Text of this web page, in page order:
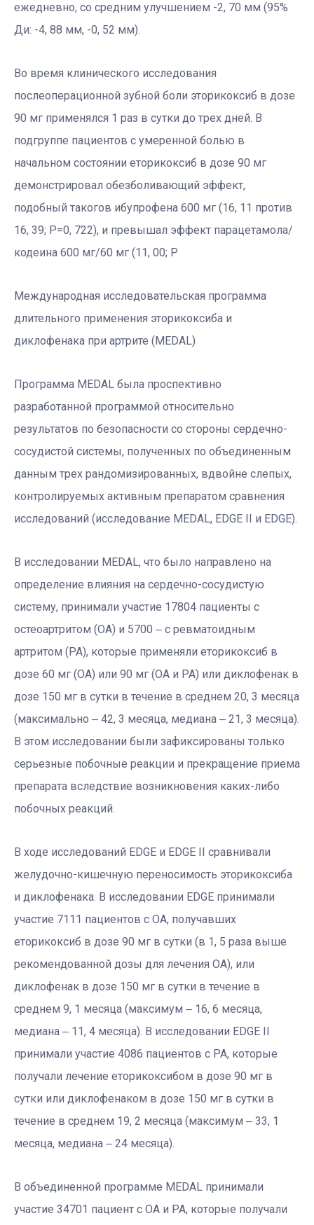
ежедневно, со средним улучшением -2, 70 мм (95%
Ди: -4, 88 мм, -0, 52 мм).
Во время клинического исследования
послеоперационной зубной боли эторикоксиб в дозе
90 мг применялся 1 раз в сутки до трех дней. В
подгруппе пациентов с умеренной болью в
начальном состоянии еторикоксиб в дозе 90 мг
демонстрировал обезболивающий эффект,
подобный такогов ибупрофена 600 мг (16, 11 против
16, 39; P=0, 722), и превышал эффект парацетамола/
кодеина 600 мг/60 мг (11, 00; P
Международная исследовательская программа
длительного применения эторикоксиба и
диклофенака при артрите (MEDAL)
Программа MEDAL была проспективно
разработанной программой относительно
результатов по безопасности со стороны сердечно-
сосудистой системы, полученных по объединенным
данным трех рандомизированных, вдвойне слепых,
контролируемых активным препаратом сравнения
исследований (исследование MEDAL, EDGE II и EDGE).
В исследовании MEDAL, что было направлено на
определение влияния на сердечно-сосудистую
систему, принимали участие 17804 пациенты с
остеоартритом (ОА) и 5700 ‒ с ревматоидным
артритом (РА), которые применяли еторикоксиб в
дозе 60 мг (ОА) или 90 мг (ОА и РА) или диклофенак в
дозе 150 мг в сутки в течение в среднем 20, 3 месяца
(максимально ‒ 42, 3 месяца, медиана ‒ 21, 3 месяца).
В этом исследовании были зафиксированы только
серьезные побочные реакции и прекращение приема
препарата вследствие возникновения каких-либо
побочных реакций.
В ходе исследований EDGE и EDGE II сравнивали
желудочно-кишечную переносимость эторикоксиба
и диклофенака. В исследовании EDGE принимали
участие 7111 пациентов с ОА, получавших
еторикоксиб в дозе 90 мг в сутки (в 1, 5 раза выше
рекомендованной дозы для лечения ОА), или
диклофенак в дозе 150 мг в сутки в течение в
среднем 9, 1 месяца (максимум ‒ 16, 6 месяца,
медиана ‒ 11, 4 месяца). В исследовании EDGE II
принимали участие 4086 пациентов с РА, которые
получали лечение еторикоксибом в дозе 90 мг в
сутки или диклофенаком в дозе 150 мг в сутки в
течение в среднем 19, 2 месяца (максимум ‒ 33, 1
месяца, медиана ‒ 24 месяца).
В объединенной программе MEDAL принимали
участие 34701 пациент с ОА и РА, которые получали